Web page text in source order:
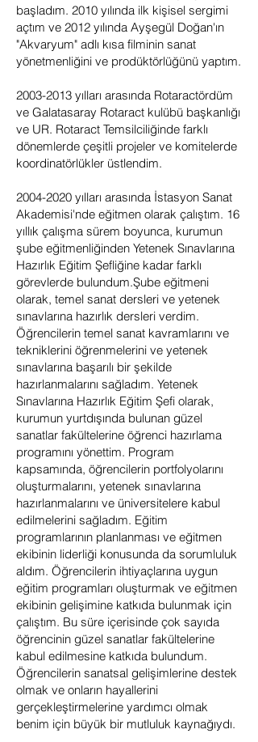
başladım. 2010 yılında ilk kişisel sergimi
açtım ve 2012 yılında Ayşegül Doğan'ın
"Akvaryum" adlı kısa filminin sanat
yönetmenliğini ve prodüktörlüğünü yaptım.
2003-2013 yılları arasında Rotaractördüm
ve Galatasaray Rotaract kulübü başkanlığı
ve UR. Rotaract Temsilciliğinde farklı
dönemlerde çeşitli projeler ve komitelerde
koordinatörlükler üstlendim.
2004-2020 yılları arasında İstasyon Sanat
Akademisi'nde eğitmen olarak çalıştım. 16
yıllık çalışma sürem boyunca, kurumun
şube eğitmenliğinden Yetenek Sınavlarına
Hazırlık Eğitim Şefliğine kadar farklı
görevlerde bulundum.Şube eğitmeni
olarak, temel sanat dersleri ve yetenek
sınavlarına hazırlık dersleri verdim.
Öğrencilerin temel sanat kavramlarını ve
tekniklerini öğrenmelerini ve yetenek
sınavlarına başarılı bir şekilde
hazırlanmalarını sağladım. Yetenek
Sınavlarına Hazırlık Eğitim Şefi olarak,
kurumun yurtdışında bulunan güzel
sanatlar fakültelerine öğrenci hazırlama
programını yönettim. Program
kapsamında, öğrencilerin portfolyolarını
oluşturmalarını, yetenek sınavlarına
hazırlanmalarını ve üniversitelere kabul
edilmelerini sağladım. Eğitim
programlarının planlanması ve eğitmen
ekibinin liderliği konusunda da sorumluluk
aldım. Öğrencilerin ihtiyaçlarına uygun
eğitim programları oluşturmak ve eğitmen
ekibinin gelişimine katkıda bulunmak için
çalıştım. Bu süre içerisinde çok sayıda
öğrencinin güzel sanatlar fakültelerine
kabul edilmesine katkıda bulundum.
Öğrencilerin sanatsal gelişimlerine destek
olmak ve onların hayallerini
gerçekleştirmelerine yardımcı olmak
benim için büyük bir mutluluk kaynağıydı.